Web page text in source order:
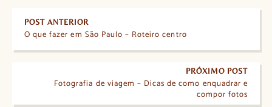
POST ANTERIOR
O que fazer em São Paulo – Roteiro centro
PRÓXIMO POST
Fotografia de viagem – Dicas de como enquadrar e
compor fotos